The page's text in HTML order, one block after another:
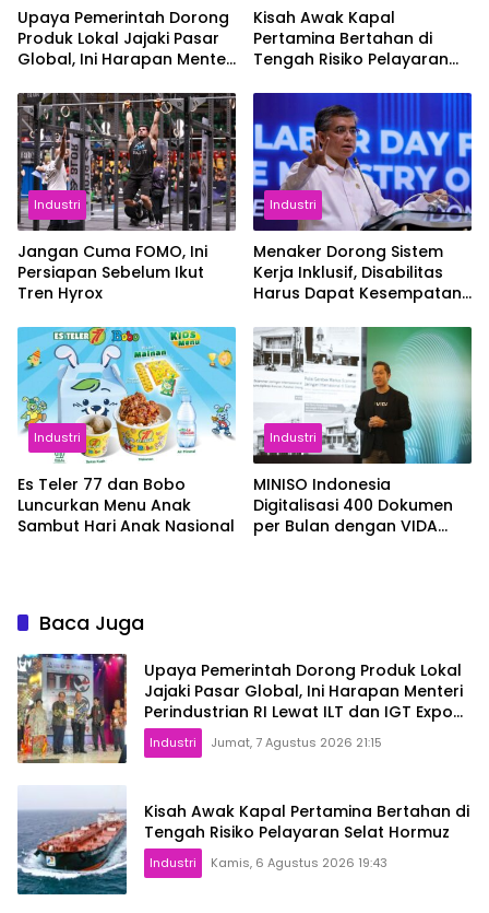
Upaya Pemerintah Dorong
Produk Lokal Jajaki Pasar
Global, Ini Harapan Menteri
dan IGT Expo 2026
Kisah Awak Kapal
Pertamina Bertahan di
Tengah Risiko Pelayaran
Industri
Jangan Cuma FOMO, Ini
Persiapan Sebelum Ikut
Tren Hyrox
Industri
Menaker Dorong Sistem
Kerja Inklusif, Disabilitas
Harus Dapat Kesempatan
Industri
Es Teler 77 dan Bobo
Luncurkan Menu Anak
Sambut Hari Anak Nasional
Industri
MINISO Indonesia
Digitalisasi 400 Dokumen
per Bulan dengan VIDA
Baca Juga
Upaya Pemerintah Dorong Produk Lokal
Jajaki Pasar Global, Ini Harapan Menteri
Perindustrian RI Lewat ILT dan IGT Expo
2026
Industri Jumat, 7 Agustus 2026 21:15
Kisah Awak Kapal Pertamina Bertahan di
Tengah Risiko Pelayaran Selat Hormuz
Industri Kamis, 6 Agustus 2026 19:43